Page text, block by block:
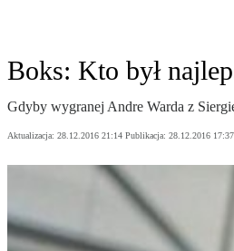
Boks: Kto był
Gdyby wygranej Andre Warda z
Aktualizacja: 28.12.2016 21:14 Publikacja: 28.12.2016 17:37